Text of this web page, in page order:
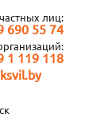
лиц:
690 55 74
1 119 118